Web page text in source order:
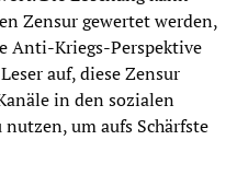
Zensur gewertet werden,
Anti-Kriegs-Perspektive
auf, diese Zensur
in den sozialen
um aufs Schärfste